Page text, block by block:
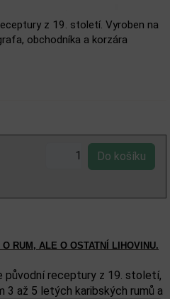
z 19. století. Vyroben na
obchodníka a korzára
RUM, ALE O OSTATNÍ LIHOVINU.
původní receptury z 19. století,
3 až 5 letých karibských rumů a